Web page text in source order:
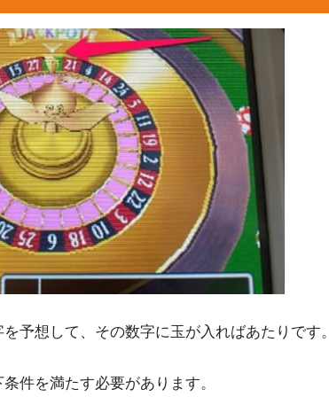
予想して、その数字に玉が入ればあたりです。
件を満たす必要があります。